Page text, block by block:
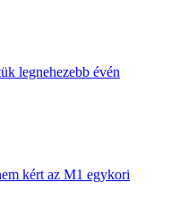
legnehezebb évén
kért az M1 egykori